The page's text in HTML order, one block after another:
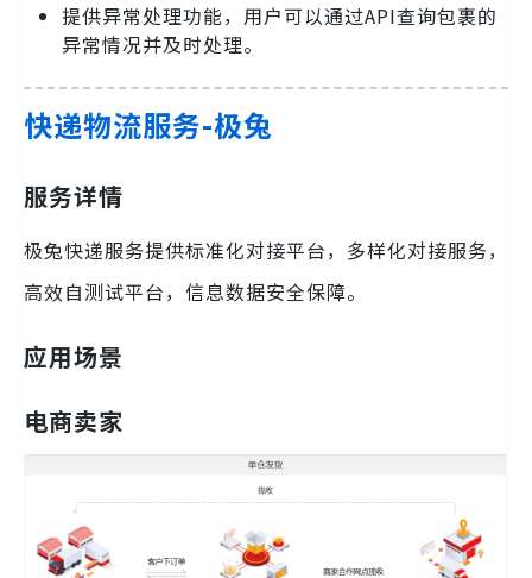
提供异常处理功能，用户可以通过API查询包裹的
异常情况并及时处理。
快递物流服务-极兔
服务详情
极兔快递服务提供标准化对接平台，多样化对接服务，
高效自测试平台，信息数据安全保障。
应用场景
电商卖家